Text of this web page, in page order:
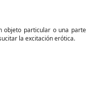
objeto particular o una parte
la excitación erótica.